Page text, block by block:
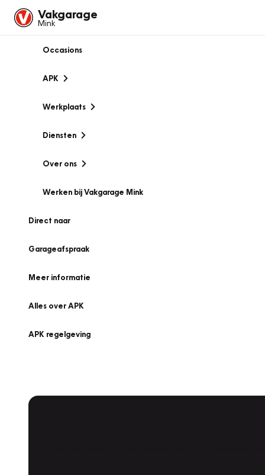
Vakgarage
Mink
Occasions
APK
Werkplaats
Diensten
Over ons
Werken bij Vakgarage Mink
Direct naar
Garageafspraak
Meer informatie
Alles over APK
APK regelgeving